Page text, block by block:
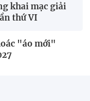
khai mạc giải
thứ VI
"áo mới"